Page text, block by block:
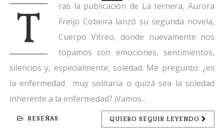
T
ras la publicación de La ternera, Aurora
Freijo Cobeira lanzó su segunda novela,
Cuerpo Vítreo, donde nuevamente nos
topamos con emociones, sentimientos,
silencios y, especialmente, soledad. Me pregunto: ¿es
la enfermedad muy solitaria o quizá sea la soledad
inherente a la enfermedad? ¡Vamos...
RESEÑAS QUIERO SEGUIR LEYENDO